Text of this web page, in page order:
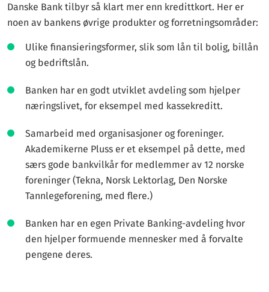
Danske Bank tilbyr så klart mer enn kredittkort. Her er
noen av bankens øvrige produkter og forretningsområder:
Ulike finansieringsformer, slik som lån til bolig, billån
og bedriftslån.
Banken har en godt utviklet avdeling som hjelper
næringslivet, for eksempel med kassekreditt.
Samarbeid med organisasjoner og foreninger.
Akademikerne Pluss er et eksempel på dette, med
særs gode bankvilkår for medlemmer av 12 norske
foreninger (Tekna, Norsk Lektorlag, Den Norske
Tannlegeforening, med flere.)
Banken har en egen Private Banking-avdeling hvor
den hjelper formuende mennesker med å forvalte
pengene deres.